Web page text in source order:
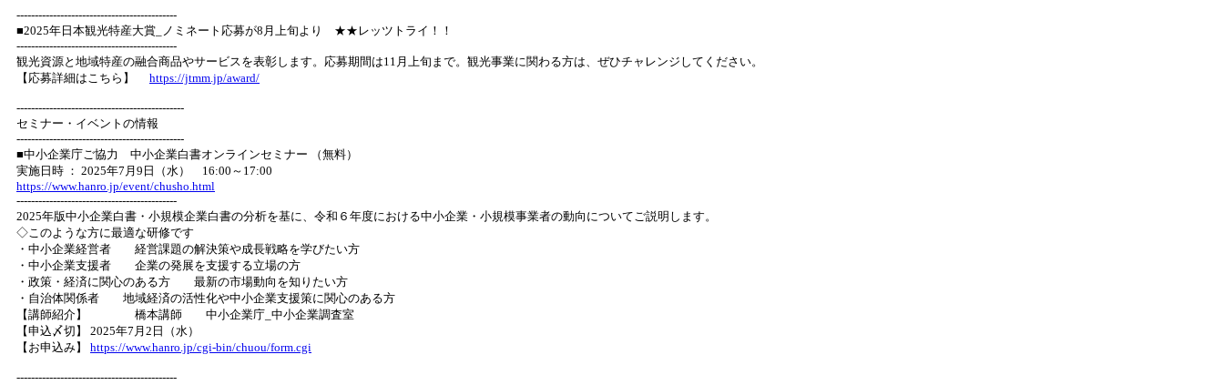
--------------------------------------------
■2025年日本観光特産大賞_ノミネート応募が8月上旬より ★★レッツトライ！！
--------------------------------------------
観光資源と地域特産の融合商品やサービスを表彰します。応募期間は11月上旬まで。観光事業に関わる方は、ぜひチャレンジしてください。
【応募詳細はこちら】 https://jtmm.jp/award/
----------------------------------------------
セミナー・イベントの情報
----------------------------------------------
■中小企業庁ご協力 中小企業白書オンラインセミナー （無料）
実施日時 ： 2025年7月9日（水） 16:00～17:00
https://www.hanro.jp/event/chusho.html
--------------------------------------------
2025年版中小企業白書・小規模企業白書の分析を基に、令和６年度における中小企業・小規模事業者の動向についてご説明します。
◇このような方に最適な研修です
・中小企業経営者 経営課題の解決策や成長戦略を学びたい方
・中小企業支援者 企業の発展を支援する立場の方
・政策・経済に関心のある方 最新の市場動向を知りたい方
・自治体関係者 地域経済の活性化や中小企業支援策に関心のある方
【講師紹介】 橋本講師 中小企業庁_中小企業調査室
【申込〆切】 2025年7月2日（水）
【お申込み】 https://www.hanro.jp/cgi-bin/chuou/form.cgi
--------------------------------------------